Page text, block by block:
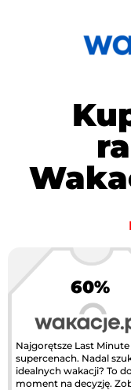
60%
Najgorętsze Last
supercenach. Nadal
idealnych wakacji? To
moment na decyzję.